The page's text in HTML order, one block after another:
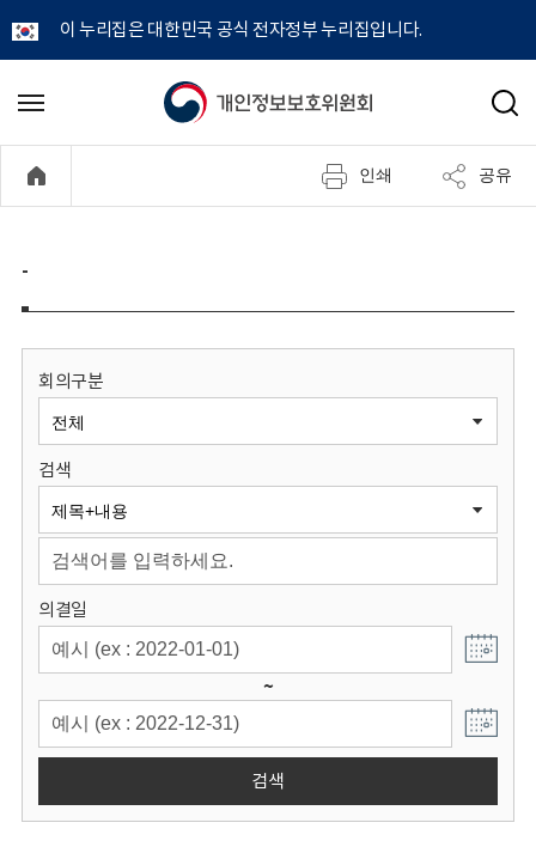
이 누리집은 대한민국 공식 전자정부 누리집입니다.
개
정
보
원
회
메
기
검
인쇄 공유
-
회의구분
검색
의결일
~
검색